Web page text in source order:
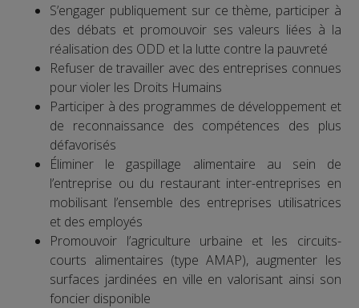
S’engager publiquement sur ce thème, participer à
des débats et promouvoir ses valeurs liées à la
réalisation des ODD et la lutte contre la pauvreté
Refuser de travailler avec des entreprises connues
pour violer les Droits Humains
Participer à des programmes de développement et
de reconnaissance des compétences des plus
défavorisés
Éliminer le gaspillage alimentaire au sein de
l’entreprise ou du restaurant inter-entreprises en
mobilisant l’ensemble des entreprises utilisatrices
et des employés
Promouvoir l’agriculture urbaine et les circuits-
courts alimentaires (type AMAP), augmenter les
surfaces jardinées en ville en valorisant ainsi son
foncier disponible